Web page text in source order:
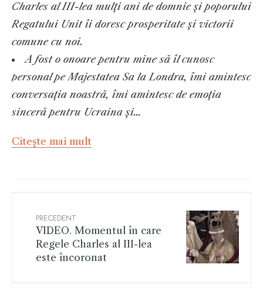
Charles al III-lea mulţi ani de domnie şi poporului
Regatului Unit îi doresc prosperitate şi victorii
comune cu noi.
A fost o onoare pentru mine să îl cunosc
personal pe Majestatea Sa la Londra, îmi amintesc
conversaţia noastră, îmi amintesc de emoţia
sinceră pentru Ucraina şi…
Citeşte mai mult
PRECEDENT
VIDEO. Momentul în care
Regele Charles al III-lea
este încoronat